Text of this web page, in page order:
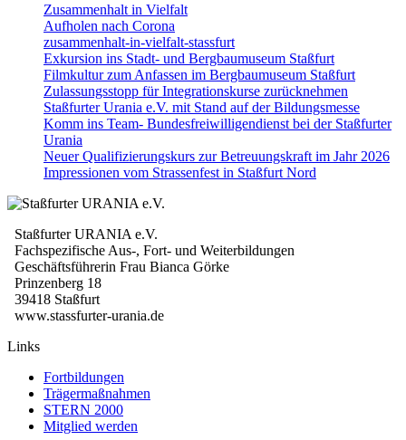
Zusammenhalt in Vielfalt
Aufholen nach Corona
zusammenhalt-in-vielfalt-stassfurt
Exkursion ins Stadt- und Bergbaumuseum Staßfurt
Filmkultur zum Anfassen im Bergbaumuseum Staßfurt
Zulassungsstopp für Integrationskurse zurücknehmen
Staßfurter Urania e.V. mit Stand auf der Bildungsmesse
Komm ins Team- Bundesfreiwilligendienst bei der Staßfurter
Urania
Neuer Qualifizierungskurs zur Betreuungskraft im Jahr 2026
Impressionen vom Strassenfest in Staßfurt Nord
Staßfurter URANIA e.V.
Fachspezifische Aus-, Fort- und Weiterbildungen
Geschäftsführerin Frau Bianca Görke
Prinzenberg 18
39418 Staßfurt
www.stassfurter-urania.de
Links
Fortbildungen
Trägermaßnahmen
STERN 2000
Mitglied werden